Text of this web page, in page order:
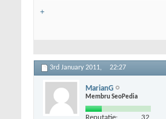
+
3rd January 2011, 22:27
MarianG
Membru SeoPedia
Reputatie: 32